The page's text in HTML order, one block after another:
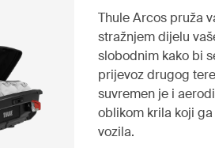
Thule Arcos pruža
stražnjem dijelu
slobodnim kako bi
prijevoz drugog
suvremen je i
oblikom krila koji
vozila.